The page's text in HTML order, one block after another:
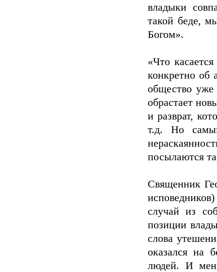
владыки
такой беде,
Богом».
«Что
конкретно об
общество уже
обрастает
и разврат,
т.д. Но
посылаются
Священник
случай из
позиции
слова
оказался на
людей. И